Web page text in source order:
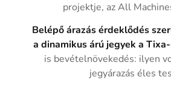
projektje, az All
Belépő árazás érdeklődés
a dinamikus árú jegyek a
is bevételnövekedés: ilyen
jegyárazás éles